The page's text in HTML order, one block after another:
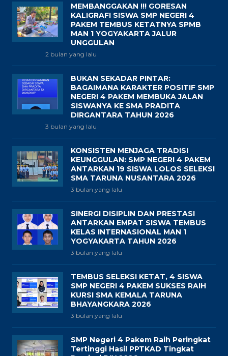
MEMBANGGAKAN !!! GORESAN
KALIGRAFI SISWA SMP NEGERI 4
PAKEM TEMBUS KETATNYA SPMB
MAN 1 YOGYAKARTA JALUR
UNGGULAN
2 bulan yang lalu
BUKAN SEKADAR PINTAR:
BAGAIMANA KARAKTER POSITIF SMP
NEGERI 4 PAKEM MEMBUKA JALAN
SISWANYA KE SMA PRADITA
DIRGANTARA TAHUN 2026
3 bulan yang lalu
KONSISTEN MENJAGA TRADISI
KEUNGGULAN: SMP NEGERI 4 PAKEM
ANTARKAN 19 SISWA LOLOS SELEKSI
SMA TARUNA NUSANTARA 2026
3 bulan yang lalu
SINERGI DISIPLIN DAN PRESTASI
ANTARKAN EMPAT SISWA TEMBUS
KELAS INTERNASIONAL MAN 1
YOGYAKARTA TAHUN 2026
3 bulan yang lalu
TEMBUS SELEKSI KETAT, 4 SISWA
SMP NEGERI 4 PAKEM SUKSES RAIH
KURSI SMA KEMALA TARUNA
BHAYANGKARA 2026
3 bulan yang lalu
SMP Negeri 4 Pakem Raih Peringkat
Tertinggi Hasil PPTKAD Tingkat